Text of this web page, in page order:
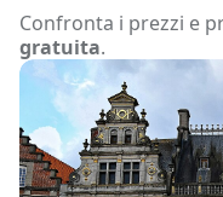
Confronta i prezzi e
gratuita.